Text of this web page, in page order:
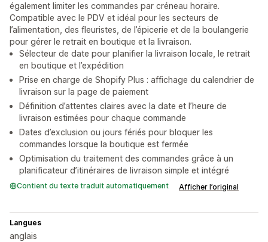
également limiter les commandes par créneau horaire.
Compatible avec le PDV et idéal pour les secteurs de
l’alimentation, des fleuristes, de l’épicerie et de la boulangerie
pour gérer le retrait en boutique et la livraison.
Sélecteur de date pour planifier la livraison locale, le retrait
en boutique et l’expédition
Prise en charge de Shopify Plus : affichage du calendrier de
livraison sur la page de paiement
Définition d’attentes claires avec la date et l’heure de
livraison estimées pour chaque commande
Dates d’exclusion ou jours fériés pour bloquer les
commandes lorsque la boutique est fermée
Optimisation du traitement des commandes grâce à un
planificateur d’itinéraires de livraison simple et intégré
Contient du texte traduit automatiquement Afficher l’original
Langues
anglais